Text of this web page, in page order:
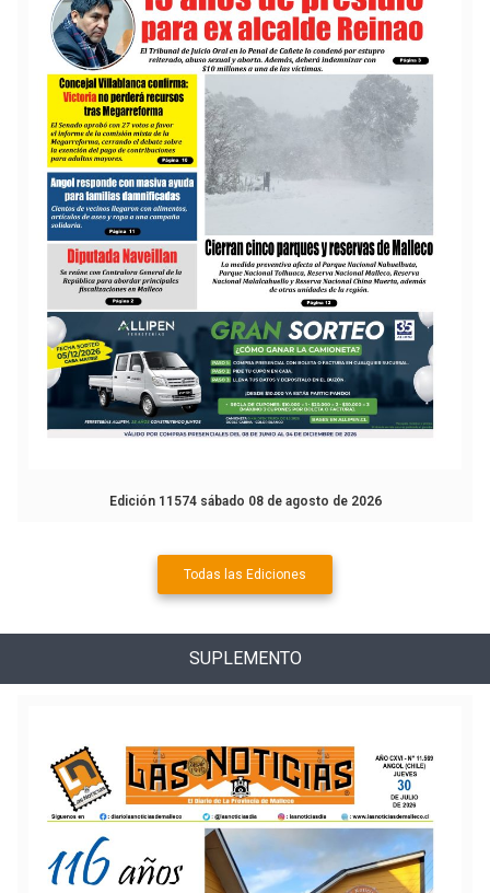
Edición 11574 sábado 08 de agosto de 2026
Todas las Ediciones
SUPLEMENTO